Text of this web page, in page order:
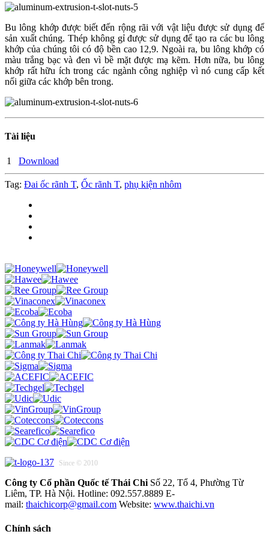
Bu lông khớp được biết đến rộng rãi với vật liệu được sử dụng để
sản xuất chúng. Thép không gỉ được sử dụng để tạo ra các bu lông
khớp của chúng tôi có độ bền cao 12,9. Ngoài ra, bu lông khớp có
màu trắng bạc và đen vì bề mặt được mạ kẽm. Hơn nữa, bu lông
khớp rất hữu ích trong các ngành công nghiệp vì nó cung cấp kết
nối giữa các khớp bên trong.
Tài liệu
1 Download
Tag: Đai ốc rãnh T, Ốc rãnh T, phụ kiện nhôm
Since © 2010
Công ty Cổ phần Quốc tế Thái Chi Số 22, Tổ 4, Phường Từ
Liêm, TP. Hà Nội. Hotline: 092.557.8889 E-
mail: thaichicorp@gmail.com Website: www.thaichi.vn
Chính sách